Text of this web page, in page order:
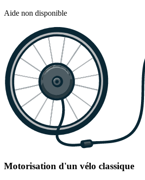
Aide non disponible
Motorisation d'un vélo classique